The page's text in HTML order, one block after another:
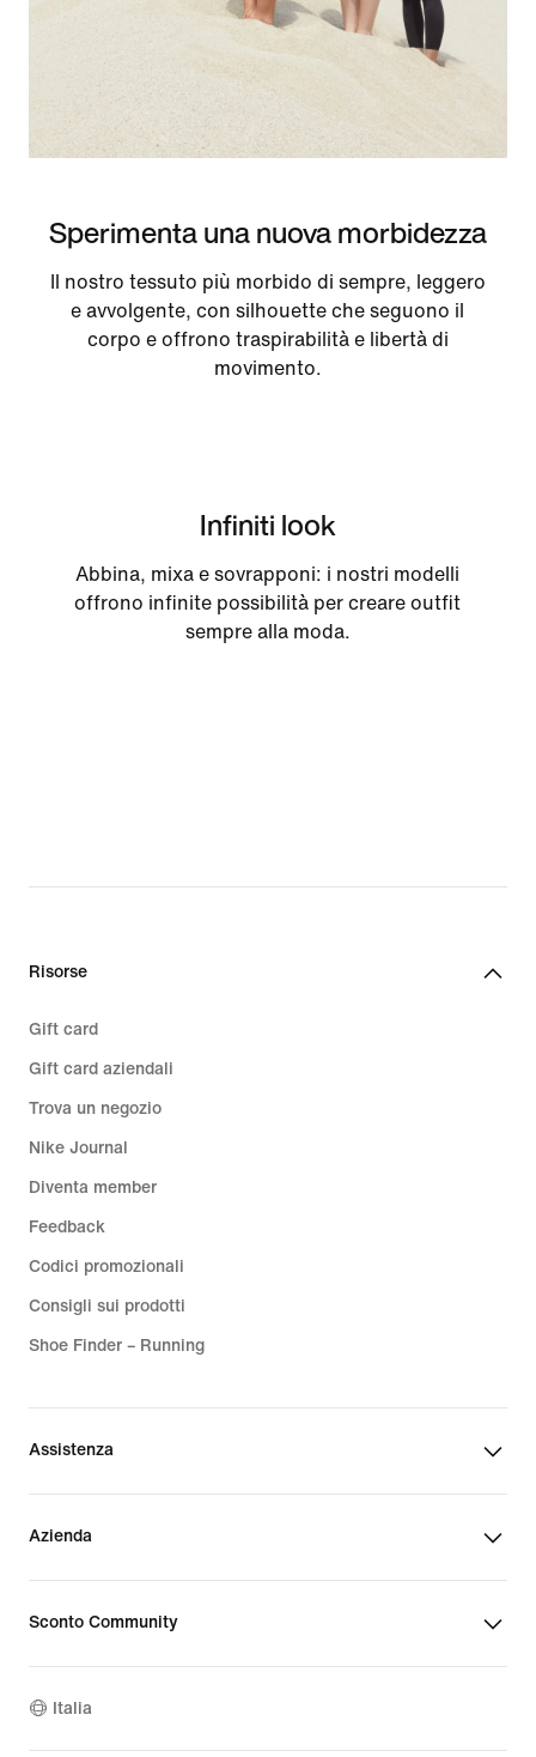
Sperimenta una nuova morbidezza
Il nostro tessuto più morbido di sempre, leggero
e avvolgente, con silhouette che seguono il
corpo e offrono traspirabilità e libertà di
movimento.
Infiniti look
Abbina, mixa e sovrapponi: i nostri modelli
offrono infinite possibilità per creare outfit
sempre alla moda.
Risorse
Gift card
Gift card aziendali
Trova un negozio
Nike Journal
Diventa member
Feedback
Codici promozionali
Consigli sui prodotti
Shoe Finder – Running
Assistenza
Azienda
Sconto Community
Italia